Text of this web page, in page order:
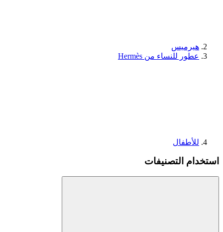
هيرميس
عطور للنساء من Hermès
للأطفال
استخدام التصنيفات